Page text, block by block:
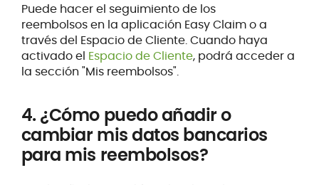
Puede hacer el seguimiento de los
reembolsos en la aplicación Easy Claim o a
través del Espacio de Cliente. Cuando haya
activado el Espacio de Cliente, podrá acceder a
la sección "Mis reembolsos".
4. ¿Cómo puedo añadir o
cambiar mis datos bancarios
para mis reembolsos?